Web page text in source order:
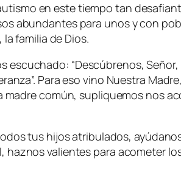
en este tiempo tan
abundantes para unos y con
familia de Dios.
escuchado: “Descúbrenos,
”. Para eso vino Nuestra
común, supliquemos nos
tus hijos atribulados,
valientes para acometer